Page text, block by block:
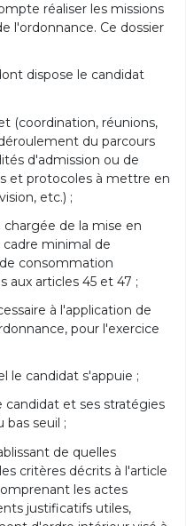
réaliser les missions
l'ordonnance. Ce dossier
dispose le candidat
(coordination, réunions,
du parcours
d'admission ou de
et protocoles à mettre en
etc.) ;
de la mise en
minimal de
consommation
aux articles 45 et 47 ;
à l'application de
pour l'exercice
le candidat s'appuie ;
candidat et ses stratégies
seuil ;
de quelles
critères décrits à l'article
les actes
justificatifs utiles,